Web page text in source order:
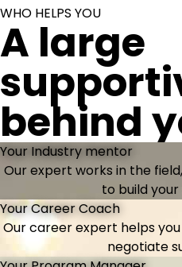
WHO HELPS YOU
A large
behind
Your Industry mentor
Our expert works in the
to build
Your Career Coach
Our career expert helps
negotiate